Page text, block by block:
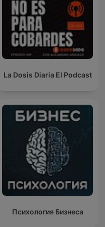
La Dosis Diaria El Podcast
Психология Бизнеса